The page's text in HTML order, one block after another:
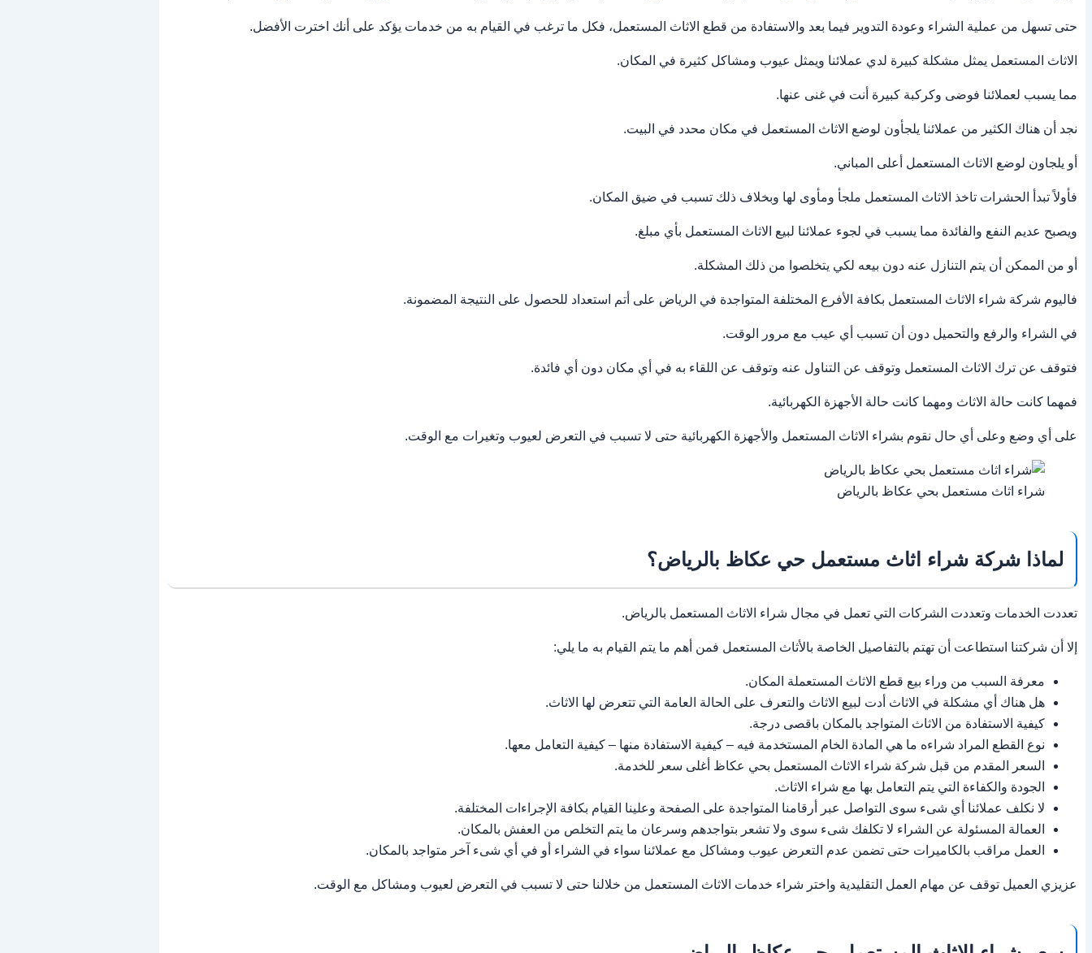
حتى تسهل من عملية الشراء وعودة التدوير فيما بعد والاستفادة من قطع الاثاث المستعمل، فكل ما ترغب في القيام به من خدمات يؤكد على أنك اخترت الأفضل.
الاثاث المستعمل يمثل مشكلة كبيرة لدي عملائنا ويمثل عيوب ومشاكل كثيرة في المكان.
مما يسبب لعملائنا فوضى وكركبة كبيرة أنت في غنى عنها.
نجد أن هناك الكثير من عملائنا يلجأون لوضع الاثاث المستعمل في مكان محدد في البيت.
أو يلجاون لوضع الاثاث المستعمل أعلى المباني.
فأولاً تبدأ الحشرات تاخذ الاثاث المستعمل ملجأ ومأوى لها وبخلاف ذلك تسبب في ضيق المكان.
ويصبح عديم النفع والفائدة مما يسبب في لجوء عملائنا لبيع الاثاث المستعمل بأي مبلغ.
أو من الممكن أن يتم التنازل عنه دون بيعه لكي يتخلصوا من ذلك المشكلة.
فاليوم شركة شراء الاثاث المستعمل بكافة الأفرع المختلفة المتواجدة في الرياض على أتم استعداد للحصول على النتيجة المضمونة.
في الشراء والرفع والتحميل دون أن تسبب أي عيب مع مرور الوقت.
فتوقف عن ترك الاثاث المستعمل وتوقف عن التناول عنه وتوقف عن اللقاء به في أي مكان دون أي فائدة.
فمهما كانت حالة الاثاث ومهما كانت حالة الأجهزة الكهربائية.
على أي وضع وعلى أي حال نقوم بشراء الاثاث المستعمل والأجهزة الكهربائية حتى لا تسبب في التعرض لعيوب وتغيرات مع الوقت.
شراء اثاث مستعمل بحي عكاظ بالرياض
لماذا شركة شراء اثاث مستعمل حي عكاظ بالرياض؟
تعددت الخدمات وتعددت الشركات التي تعمل في مجال شراء الاثاث المستعمل بالرياض.
إلا أن شركتنا استطاعت أن تهتم بالتفاصيل الخاصة بالأثاث المستعمل فمن أهم ما يتم القيام به ما يلي:
معرفة السبب من وراء بيع قطع الاثاث المستعملة المكان.
هل هناك أي مشكلة في الاثاث أدت لبيع الاثاث والتعرف على الحالة العامة التي تتعرض لها الاثاث.
كيفية الاستفادة من الاثاث المتواجد بالمكان باقصى درجة.
نوع القطع المراد شراءه ما هي المادة الخام المستخدمة فيه – كيفية الاستفادة منها – كيفية التعامل معها.
السعر المقدم من قبل شركة شراء الاثاث المستعمل بحي عكاظ أغلى سعر للخدمة.
الجودة والكفاءة التي يتم التعامل بها مع شراء الاثاث.
لا نكلف عملائنا أي شىء سوى التواصل عبر أرقامنا المتواجدة على الصفحة وعلينا القيام بكافة الإجراءات المختلفة.
العمالة المسئولة عن الشراء لا تكلفك شىء سوى ولا تشعر بتواجدهم وسرعان ما يتم التخلص من العفش بالمكان.
العمل مراقب بالكاميرات حتى تضمن عدم التعرض عيوب ومشاكل مع عملائنا سواء في الشراء أو في أي شىء آخر متواجد بالمكان.
عزيزي العميل توقف عن مهام العمل التقليدية واختر شراء خدمات الاثاث المستعمل من خلالنا حتى لا تسبب في التعرض لعيوب ومشاكل مع الوقت.